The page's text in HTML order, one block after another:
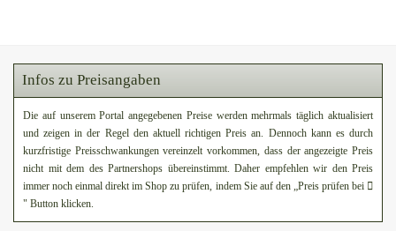
Infos zu Preisangaben
Die auf unserem Portal angegebenen Preise werden mehrmals täglich aktualisiert
und zeigen in der Regel den aktuell richtigen Preis an. Dennoch kann es durch
kurzfristige Preisschwankungen vereinzelt vorkommen, dass der angezeigte Preis
nicht mit dem des Partnershops übereinstimmt. Daher empfehlen wir den Preis
immer noch einmal direkt im Shop zu prüfen, indem Sie auf den „Preis prüfen bei
" Button klicken.